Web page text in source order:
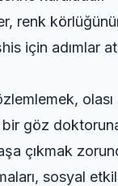
renk
için
göz
çıkmak
sosyal